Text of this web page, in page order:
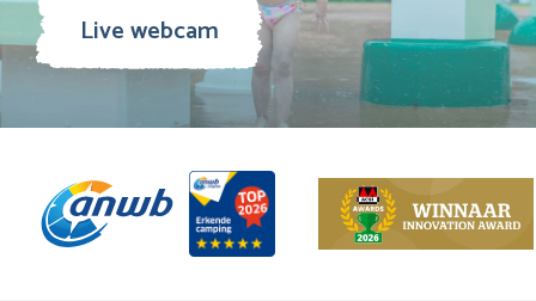
Live webcam